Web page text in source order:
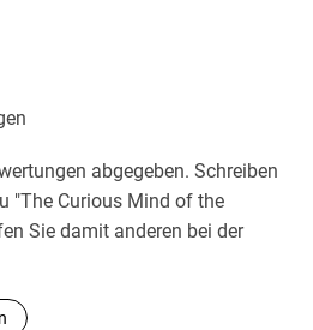
abgegeben. Schreiben
"The Curious Mind of the
Sie damit anderen bei der